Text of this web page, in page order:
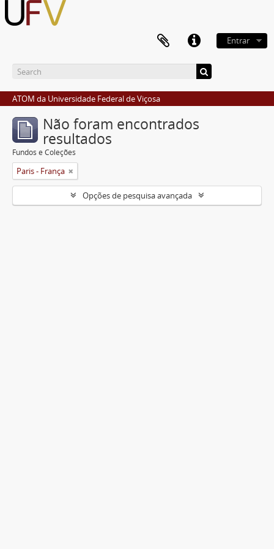
Entrar
ATOM da Universidade Federal de Viçosa
Não foram encontrados
resultados
Fundos e Coleções
Paris - França
Opções de pesquisa avançada